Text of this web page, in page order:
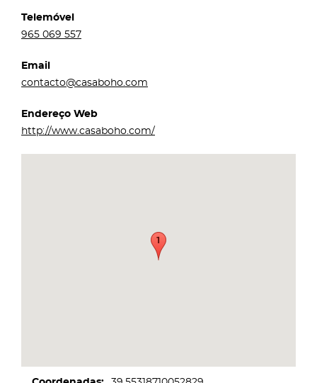
Telemóvel
965 069 557
Email
contacto@casaboho.com
Endereço Web
http://www.casaboho.com/